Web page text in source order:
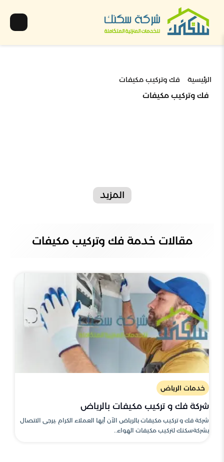
الرئيسية فك وتركيب مكيفات
فك وتركيب مكيفات
المزيد
مقالات خدمة فك وتركيب مكيفات
خدمات الرياض
شركة فك و تركيب مكيفات بالرياض
شركة فك و تركيب مكيفات بالرياض الآن أيها العملاء الكرام ،يرجى الاتصال
بشركةسكنك لتركيب مكيفات الهواء..